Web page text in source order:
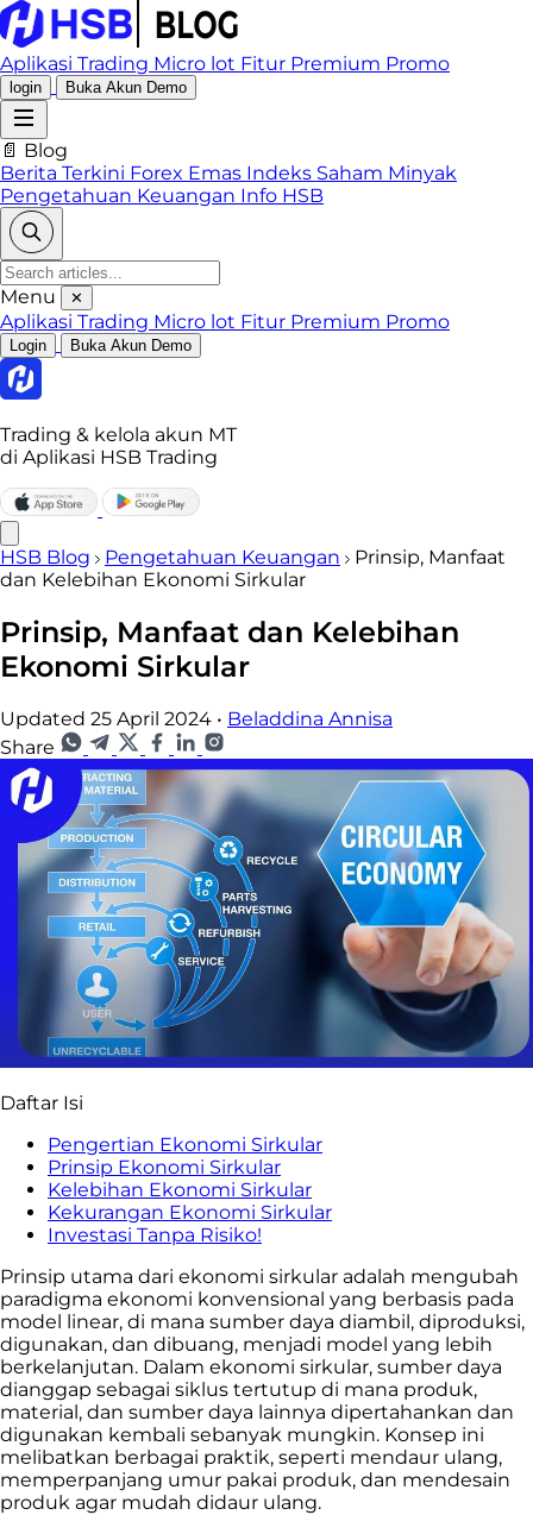
Aplikasi Trading Micro lot Fitur Premium Promo
login Buka Akun Demo
📄 Blog
Berita Terkini Forex Emas Indeks Saham Minyak
Pengetahuan Keuangan Info HSB
Menu ✕
Aplikasi Trading Micro lot Fitur Premium Promo
Login Buka Akun Demo
Trading & kelola akun MT
di Aplikasi HSB Trading
HSB Blog Pengetahuan Keuangan
Prinsip, Manfaat
dan Kelebihan Ekonomi Sirkular
Prinsip, Manfaat dan Kelebihan
Ekonomi Sirkular
Updated 25 April 2024 • Beladdina Annisa
Share
Daftar Isi
Pengertian Ekonomi Sirkular
Prinsip Ekonomi Sirkular
Kelebihan Ekonomi Sirkular
Kekurangan Ekonomi Sirkular
Investasi Tanpa Risiko!
Prinsip utama dari ekonomi sirkular adalah mengubah
paradigma ekonomi konvensional yang berbasis pada
model linear, di mana sumber daya diambil, diproduksi,
digunakan, dan dibuang, menjadi model yang lebih
berkelanjutan. Dalam ekonomi sirkular, sumber daya
dianggap sebagai siklus tertutup di mana produk,
material, dan sumber daya lainnya dipertahankan dan
digunakan kembali sebanyak mungkin. Konsep ini
melibatkan berbagai praktik, seperti mendaur ulang,
memperpanjang umur pakai produk, dan mendesain
produk agar mudah didaur ulang.